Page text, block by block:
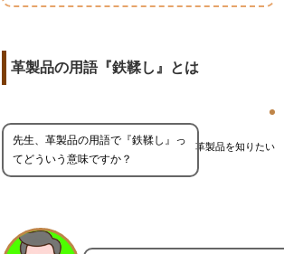
革製品の用語『鉄鞣し』とは
革製品を知りたい
先生、革製品の用語で『鉄鞣し』っ
てどういう意味ですか？